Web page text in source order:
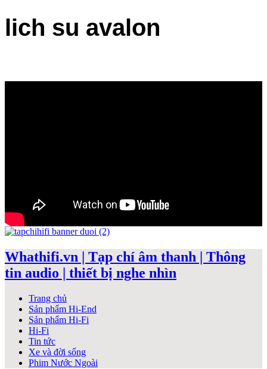
lich su avalon
Whathifi.vn | Tạp chí âm thanh | Thông
tin audio | thiết bị nghe nhìn
Trang chủ
Sản phẩm Hi-End
Sản phẩm Hi-Fi
Hi-Fi
Tin tức
Xe và đời sống
Phim Nước Ngoài